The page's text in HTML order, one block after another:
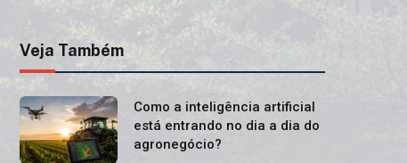
Veja Também
Como a inteligência artificial
está entrando no dia a dia do
agronegócio?